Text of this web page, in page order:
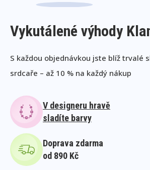
Vykutálené výhody
S každou objednávkou jste blíž trvalé
srdcaře – až 10 % na každý nákup
V designeru hravě
sladíte barvy
Doprava zdarma
od 890 Kč